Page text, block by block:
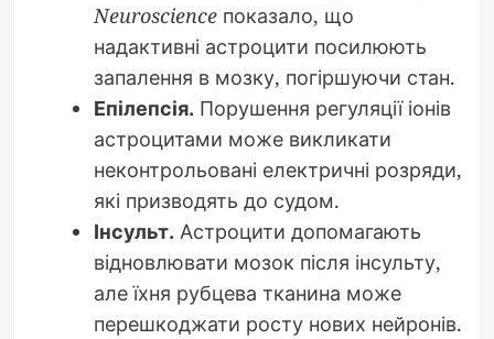
Neuroscienceпоказало, що
надактивні астроцити посилюють
запалення в мозку, погіршуючи стан.
Епілепсія. Порушення регуляції іонів
астроцитами може викликати
неконтрольовані електричні розряди,
які призводять до судом.
Інсульт. Астроцити допомагають
відновлювати мозок після інсульту,
але їхня рубцева тканина може
перешкоджати росту нових нейронів.